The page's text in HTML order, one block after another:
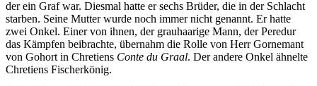
der ein Graf war. Diesmal hatte er sechs Brüder, die in der Schlacht
starben. Seine Mutter wurde noch immer nicht genannt. Er hatte
zwei Onkel. Einer von ihnen, der grauhaarige Mann, der Peredur
das Kämpfen beibrachte, übernahm die Rolle von Herr Gornemant
von Gohort in Chretiens Conte du Graal. Der andere Onkel ähnelte
Chretiens Fischerkönig.